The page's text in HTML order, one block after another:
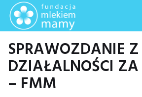
SPRAWOZDANIE Z
DZIAŁALNOŚCI ZA
– FMM